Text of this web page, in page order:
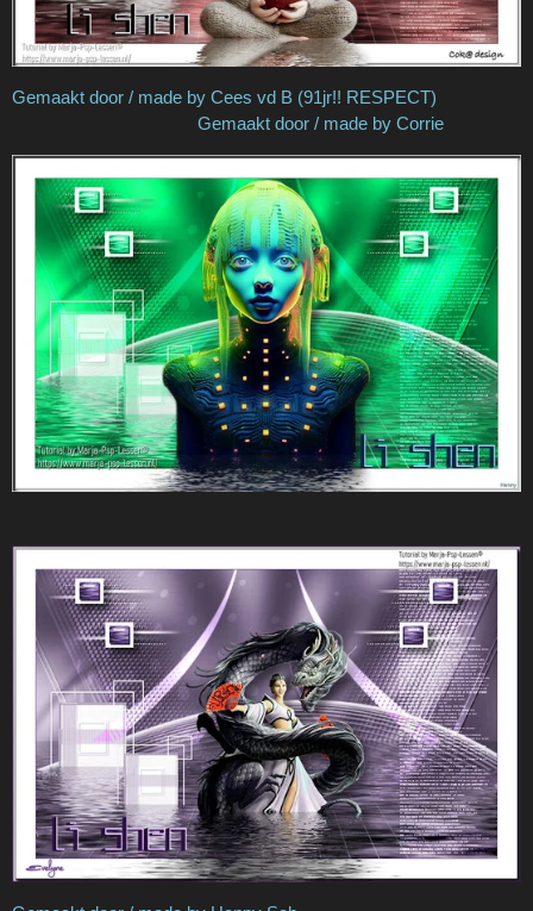
Gemaakt door / made by Cees vd B (91jr!! RESPECT)
Gemaakt door / made by Corrie